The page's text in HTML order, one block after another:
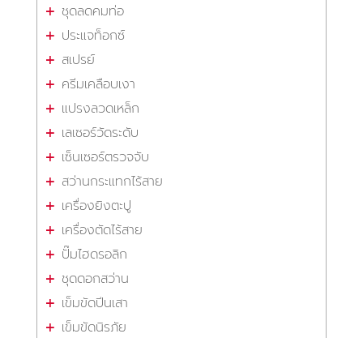
ชุดลดคมท่อ
ประแจท็อกซ์
สเปรย์
ครีมเคลือบเงา
แปรงลวดเหล็ก
เลเซอร์วัดระดับ
เซ็นเซอร์ตรวจจับ
สว่านกระแทกไร้สาย
เครื่องยิงตะปู
เครื่องตัดไร้สาย
ปั๊มไฮดรอลิก
ชุดดอกสว่าน
เข็มขัดปีนเสา
เข็มขัดนิรภัย